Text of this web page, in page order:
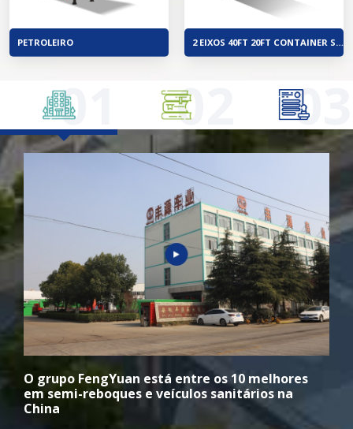
PETROLEIRO 2 EIXOS 40FT 20FT CONTAINER SEMIRREBOQUE ESQUELETO
01 02 03
O grupo FengYuan está entre os 10 melhores
em semi-reboques e veículos sanitários na
China